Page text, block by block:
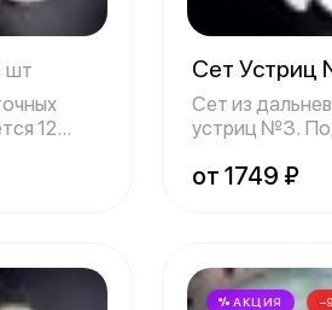
шт
12
Сет Устриц
Сет из
устриц №3.
от 1749 ₽
АКЦИЯ